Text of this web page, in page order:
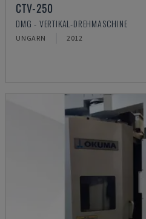
CTV-250
DMG - VERTIKAL-DREHMASCHINE
UNGARN 2012